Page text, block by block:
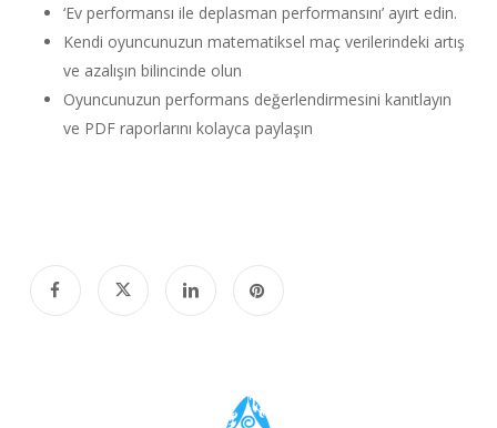
‘Ev performansı ile deplasman performansını’ ayırt edin.
Kendi oyuncunuzun matematiksel maç verilerindeki artış
ve azalışın bilincinde olun
Oyuncunuzun performans değerlendirmesini kanıtlayın
ve PDF raporlarını kolayca paylaşın